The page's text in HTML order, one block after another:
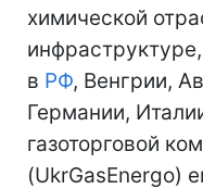
химической
в РФ, Венгрии,
Германии,
газоторговой
(UkrGasEnergo)